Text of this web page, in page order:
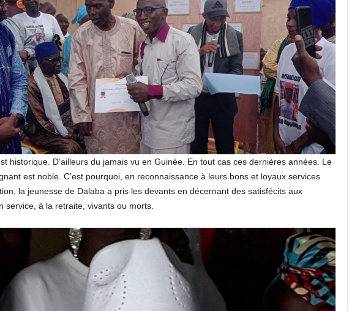
historique. D’ailleurs du jamais vu en Guinée. En tout cas ces dernières années. Le
est noble. C’est pourquoi, en reconnaissance à leurs bons et loyaux services
la jeunesse de Dalaba a pris les devants en décernant des satisfécits aux
service, à la retraite, vivants ou morts.